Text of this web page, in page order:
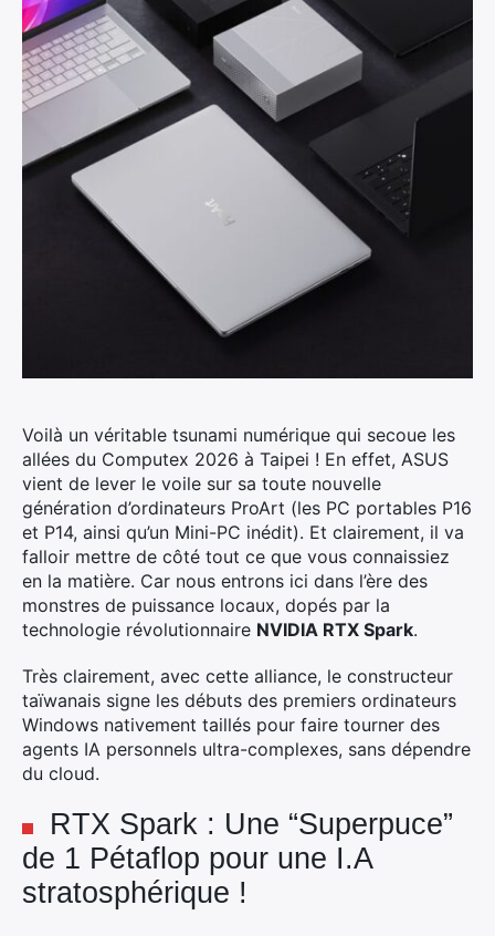
Voilà un véritable tsunami numérique qui secoue les
allées du Computex 2026 à Taipei ! En effet, ASUS
vient de lever le voile sur sa toute nouvelle
génération d’ordinateurs ProArt (les PC portables P16
et P14, ainsi qu’un Mini-PC inédit). Et clairement, il va
falloir mettre de côté tout ce que vous connaissiez
en la matière. Car nous entrons ici dans l’ère des
monstres de puissance locaux, dopés par la
technologie révolutionnaire NVIDIA RTX Spark.
Très clairement, avec cette alliance, le constructeur
taïwanais signe les débuts des premiers ordinateurs
Windows nativement taillés pour faire tourner des
agents IA personnels ultra-complexes, sans dépendre
du cloud.
RTX Spark : Une “Superpuce”
de 1 Pétaflop pour une I.A
stratosphérique !